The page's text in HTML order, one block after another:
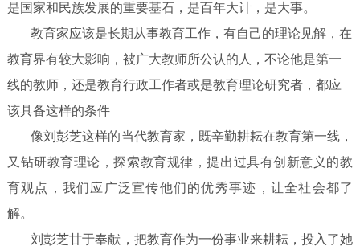
是国家和民族发展的重要基石，是百年大计，是大事。
教育家应该是长期从事教育工作，有自己的理论见解，在
教育界有较大影响，被广大教师所公认的人，不论他是第一
线的教师，还是教育行政工作者或是教育理论研究者，都应
该具备这样的条件
像刘彭芝这样的当代教育家，既辛勤耕耘在教育第一线，
又钻研教育理论，探索教育规律，提出过具有创新意义的教
育观点，我们应广泛宣传他们的优秀事迹，让全社会都了
解。
刘彭芝甘于奉献，把教育作为一份事业来耕耘，投入了她